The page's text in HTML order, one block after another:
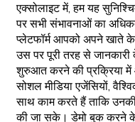
एक्सोलाइट में, हम यह
पर सभी संभावनाओं का
प्लेटफॉर्म आपको अपने खाते
उस पर पूरी तरह से जानकारी
शुरुआत करने की प्रक्रिया में
सोशल मीडिया एजेंसियों,
साथ काम करते हैं ताकि
की जा सके। डेमो बुक करने